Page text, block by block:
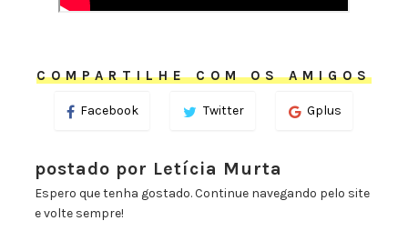
COMPARTILHE COM OS AMIGOS
Facebook Twitter Gplus
postado por Letícia Murta
Espero que tenha gostado. Continue navegando pelo site
e volte sempre!